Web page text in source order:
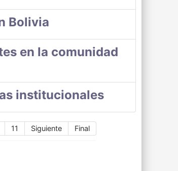
Bolivia
en la comunidad
institucionales
11 Siguiente Final